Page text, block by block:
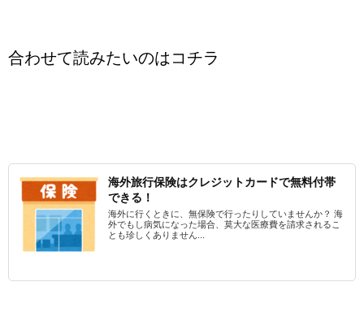
合わせて読みたいのはコチラ
海外旅行保険はクレジットカードで無料付帯
できる！
海外に行くときに、無保険で行ったりしていませんか？ 海
外でもし病気になった場合、莫大な医療費を請求されるこ
とも珍しくありません...